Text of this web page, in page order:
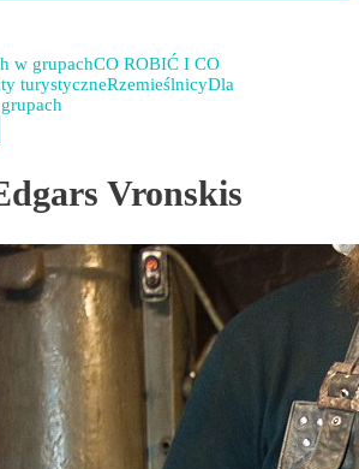
w grupachCO ROBIĆ I CO
turystyczneRzemieślnicyDla
Vronskis